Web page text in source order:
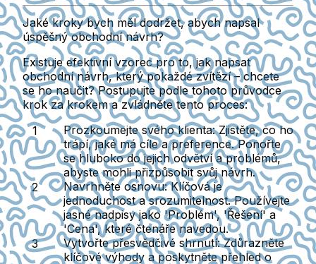
Jaké kroky bych měl dodržet, abych napsal
úspěšný obchodní návrh?
Existuje efektivní vzorec pro to, jak napsat
obchodní návrh, který pokaždé zvítězí – chcete
se ho naučit? Postupujte podle tohoto průvodce
krok za krokem a zvládněte tento proces:
Prozkoumejte svého klienta:Zjistěte, co ho
trápí, jaké má cíle a preference. Ponořte
se hluboko do jejich odvětví a problémů,
abyste mohli přizpůsobit svůj návrh.
Navrhněte osnovu:Klíčová je
jednoduchost a srozumitelnost. Používejte
jasné nadpisy jako 'Problém', 'Řešení' a
'Cena', které čtenáře navedou.
Vytvořte přesvědčivé shrnutí:Zdůrazněte
klíčové výhody a poskytněte přehled o